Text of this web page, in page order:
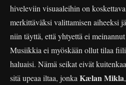
hiveleviin visuaaleihin on
merkittäväksi valittamisen aiheeksi
niin täyttä, että yhtyettä ei
Musiikkia ei myöskään ollut tilaa
haluaisi. Nämä seikat eivät
sitä upeaa iltaa, jonka Kælan Mikla,